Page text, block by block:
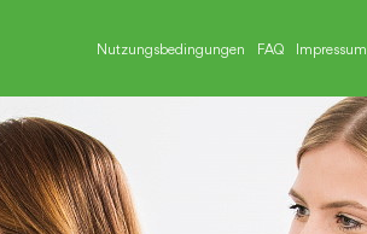
Nutzungsbedingungen FAQ Impressum